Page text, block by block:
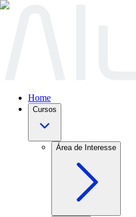
Home
Cursos
Área de Interesse